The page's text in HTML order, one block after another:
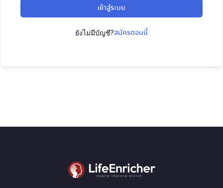
เข้าสู่ระบบ
ยังไม่มีบัญชี?สมัครตอนนี้